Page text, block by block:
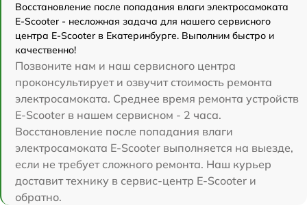
Восстановление после попадания влаги электросамоката
E-Scooter - несложная задача для нашего сервисного
центра E-Scooter в Екатеринбурге. Выполним быстро и
качественно!
Позвоните нам и наш сервисного центра
проконсультирует и озвучит стоимость ремонта
электросамоката. Среднее время ремонта устройств
E-Scooter в нашем сервисном - 2 часа.
Восстановление после попадания влаги
электросамоката E-Scooter выполняется на выезде,
если не требует сложного ремонта. Наш курьер
доставит технику в сервис-центр E-Scooter и
обратно.